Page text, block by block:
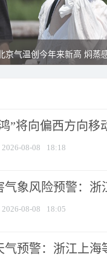
京气温创今年来新高 焖蒸
”将向偏西方向移
2026-08-08 18:18
气象风险预警：
2026-08-08 18:05
气预警：浙江上海